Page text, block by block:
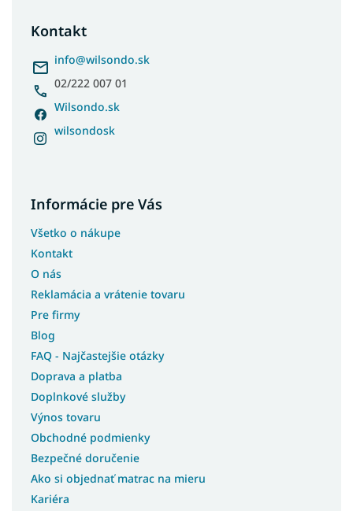
Kontakt
info@wilsondo.sk
02/222 007 01
Wilsondo.sk
wilsondosk
Informácie pre Vás
Všetko o nákupe
Kontakt
O nás
Reklamácia a vrátenie tovaru
Pre firmy
Blog
FAQ - Najčastejšie otázky
Doprava a platba
Doplnkové služby
Výnos tovaru
Obchodné podmienky
Bezpečné doručenie
Ako si objednať matrac na mieru
Kariéra